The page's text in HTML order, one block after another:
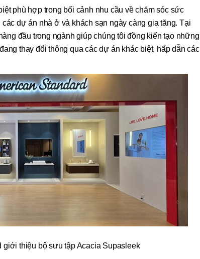
phù hợp trong bối cảnh nhu cầu về chăm sóc sức
dự án nhà ở và khách sạn ngày càng gia tăng. Tại
đầu trong ngành giúp chúng tôi đồng kiến tạo những
thay đổi thông qua các dự án khác biệt, hấp dẫn các
giới thiệu bộ sưu tập Acacia Supasleek